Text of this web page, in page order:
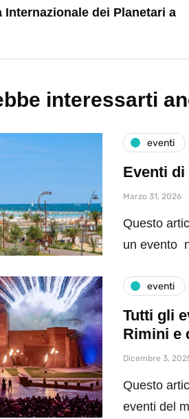
Internazionale dei Planetari a
interessarti
eventi
Eventi di
Marzo 31, 2026
Questo
un evento
eventi
Tutti gli
Rimini e
Dicembre 3,
Questo
eventi del